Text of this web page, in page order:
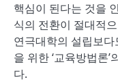
핵심이 된다는 것을
식의 전환이 절대적
연극대학의 설립보
을 위한 ‘교육방법론
다.